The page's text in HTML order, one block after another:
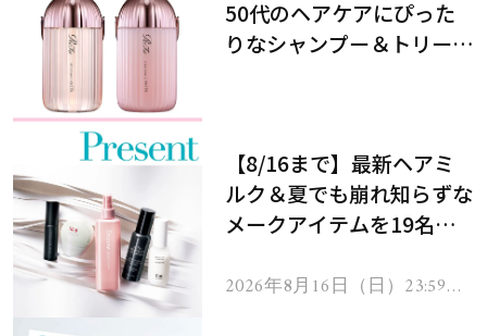
50代のヘアケアにぴった
りなシャンプー＆トリート
【8/16まで】最新ヘアミ
ルク＆夏でも崩れ知らずな
メークアイテムを19名様
2026年8月16日（日）23:59ま